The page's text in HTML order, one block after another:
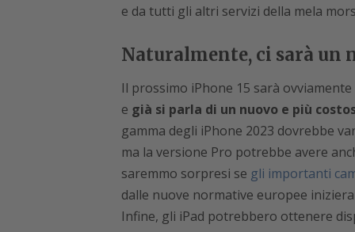
e da tutti gli altri servizi della mela
Naturalmente, ci sarà un
Il prossimo iPhone 15 sarà
e già si parla di un nuovo e più
gamma degli iPhone 2023 dovrebbe
ma la versione Pro potrebbe avere
saremmo sorpresi se gli importanti
dalle nuove normative europee
Infine, gli iPad potrebbero ottenere